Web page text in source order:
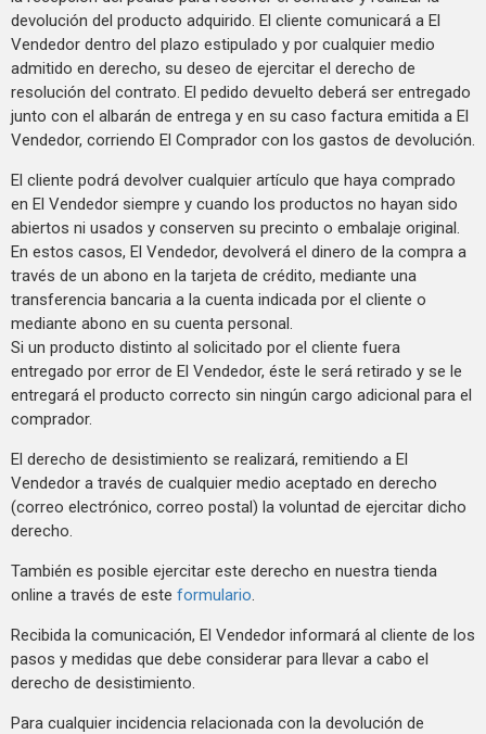
devolución del producto adquirido. El cliente comunicará a El
Vendedor dentro del plazo estipulado y por cualquier medio
admitido en derecho, su deseo de ejercitar el derecho de
resolución del contrato. El pedido devuelto deberá ser entregado
junto con el albarán de entrega y en su caso factura emitida a El
Vendedor, corriendo El Comprador con los gastos de devolución.
El cliente podrá devolver cualquier artículo que haya comprado
en El Vendedor siempre y cuando los productos no hayan sido
abiertos ni usados y conserven su precinto o embalaje original.
En estos casos, El Vendedor, devolverá el dinero de la compra a
través de un abono en la tarjeta de crédito, mediante una
transferencia bancaria a la cuenta indicada por el cliente o
mediante abono en su cuenta personal.
Si un producto distinto al solicitado por el cliente fuera
entregado por error de El Vendedor, éste le será retirado y se le
entregará el producto correcto sin ningún cargo adicional para el
comprador.
El derecho de desistimiento se realizará, remitiendo a El
Vendedor a través de cualquier medio aceptado en derecho
(correo electrónico, correo postal) la voluntad de ejercitar dicho
derecho.
También es posible ejercitar este derecho en nuestra tienda
online a través de este formulario.
Recibida la comunicación, El Vendedor informará al cliente de los
pasos y medidas que debe considerar para llevar a cabo el
derecho de desistimiento.
Para cualquier incidencia relacionada con la devolución de